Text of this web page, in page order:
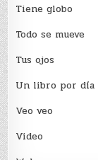
Tiene globo
Todo se mueve
Tus ojos
Un libro por día
Veo veo
Video